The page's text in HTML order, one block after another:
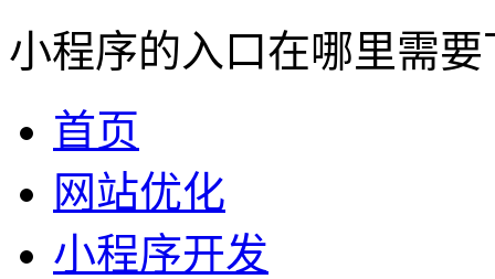
小程序的入口在哪里需要
首页
网站优化
小程序开发